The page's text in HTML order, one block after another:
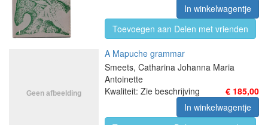
In winkelwagentje
Toevoegen aan Delen met vrienden
A Mapuche grammar
Smeets, Catharina Johanna Maria
Antoinette
€ 185,00
Kwaliteit: Zie beschrijving
In winkelwagentje